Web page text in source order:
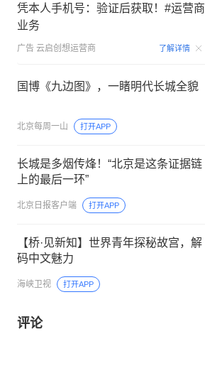
凭本人手机号：验证后获取！#运营商
业务
广告 云启创想运营商 了解详情
国博《九边图》，一睹明代长城全貌
北京每周一山 打开APP
长城是多烟传烽！“北京是这条证据链
上的最后一环”
北京日报客户端 打开APP
【桥·见新知】世界青年探秘故宫，解
码中文魅力
海峡卫视 打开APP
评论